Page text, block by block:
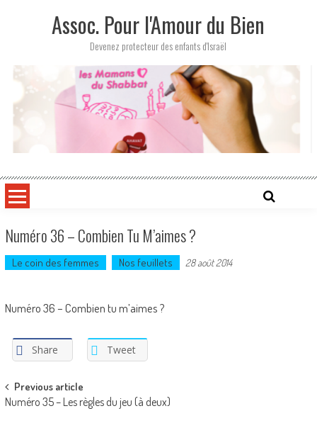
Assoc. Pour l'Amour du Bien
Devenez protecteur des enfants d'Israël
Numéro 36 – Combien Tu M’aimes ?
Le coin des femmes Nos feuillets 28 août 2014
Numéro 36 – Combien tu m’aimes ?
Share Tweet
Post
navigation
Previous article
Numéro 35 – Les règles du jeu (à deux)